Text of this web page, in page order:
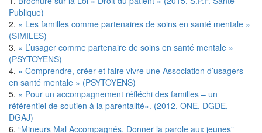
Publique)
2. « Les familles comme partenaires de soins en santé mentale »
(SIMILES)
3. « L’usager comme partenaire de soins en santé mentale »
(PSYTOYENS)
4. « Comprendre, créer et faire vivre une Association d’usagers
en santé mentale » (PSYTOYENS)
5. « Pour un accompagnement réfléchi des familles – un
référentiel de soutien à la parentalité». (2012, ONE, DGDE,
DGAJ)
6. “Mineurs Mal Accompagnés. Donner la parole aux jeunes”